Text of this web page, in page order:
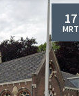
17
MRT